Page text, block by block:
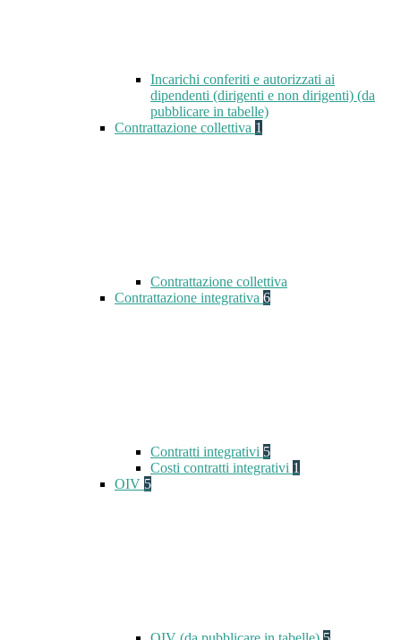
Incarichi conferiti e autorizzati ai
dipendenti (dirigenti e non dirigenti) (da
pubblicare in tabelle)
Contrattazione collettiva 1
Contrattazione collettiva
Contrattazione integrativa 6
Contratti integrativi 5
Costi contratti integrativi 1
OIV 5